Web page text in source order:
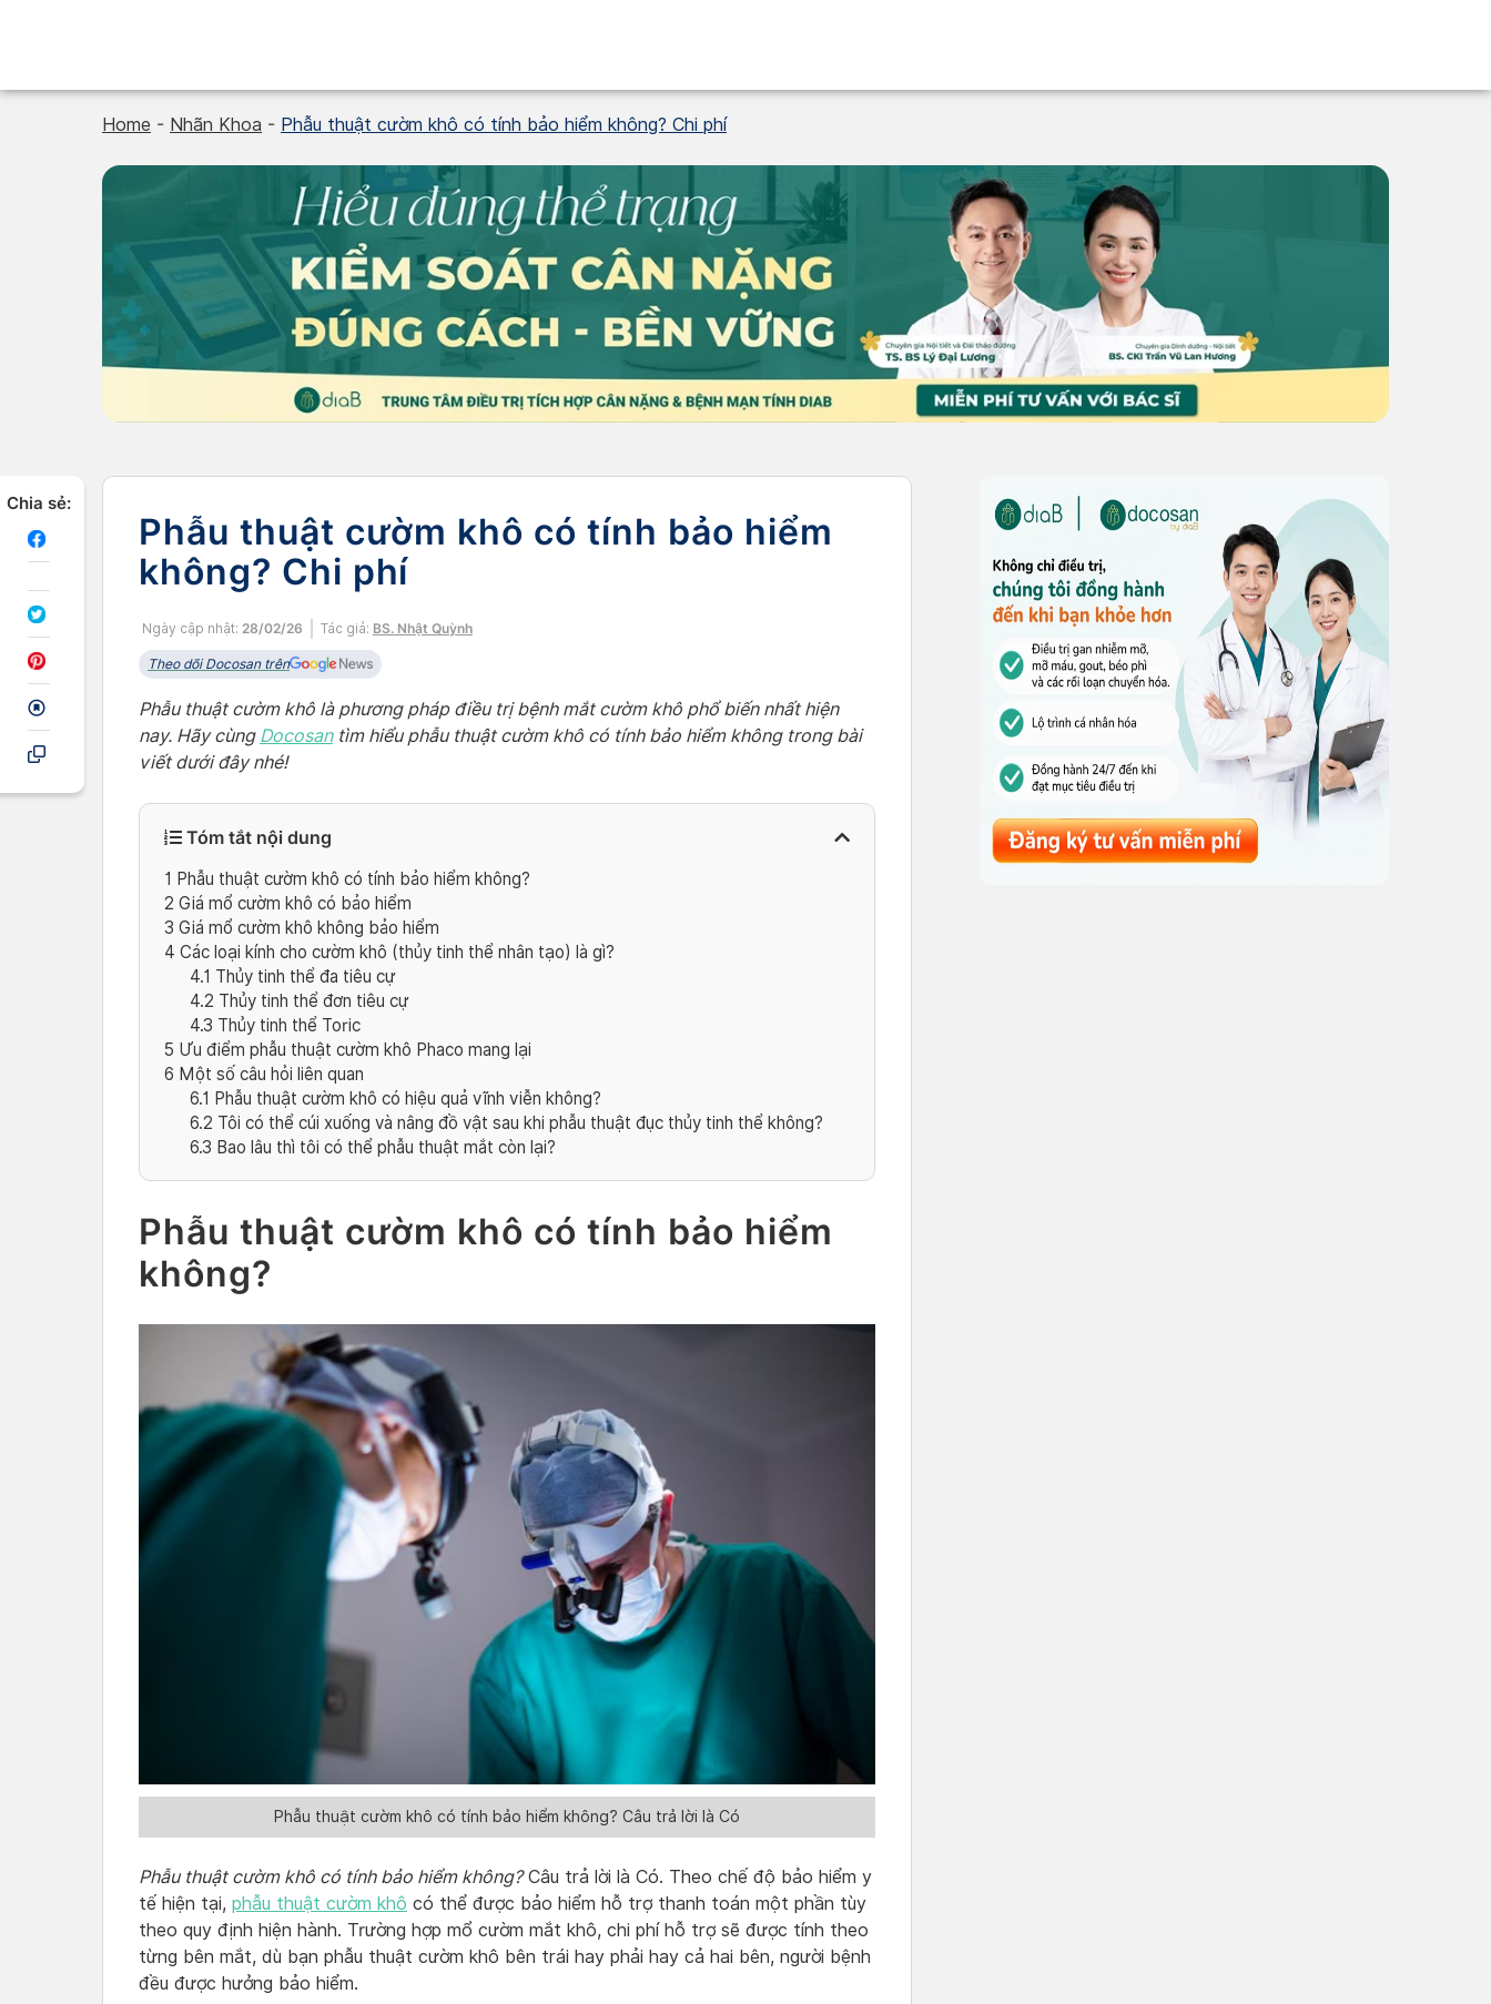
Home - Nhãn Khoa - Phẫu thuật cườm khô có tính bảo hiểm không? Chi phí
Chia sẻ:
Phẫu thuật cườm khô có tính bảo hiểm
không? Chi phí
Ngày cập nhật: 28/02/26 Tác giả: BS. Nhật Quỳnh
Theo dõi Docosan trên
Phẫu thuật cườm khô là phương pháp điều trị bệnh mắt cườm khô phổ biến nhất hiện
nay. Hãy cùng Docosantìm hiểu phẫu thuật cườm khô có tính bảo hiểm không trong bài
viết dưới đây nhé!
Tóm tắt nội dung
1 Phẫu thuật cườm khô có tính bảo hiểm không?
2 Giá mổ cườm khô có bảo hiểm
3 Giá mổ cườm khô không bảo hiểm
4 Các loại kính cho cườm khô (thủy tinh thể nhân tạo) là gì?
4.1 Thủy tinh thể đa tiêu cự
4.2 Thủy tinh thể đơn tiêu cự
4.3 Thủy tinh thể Toric
5 Ưu điểm phẫu thuật cườm khô Phaco mang lại
6 Một số câu hỏi liên quan
6.1 Phẫu thuật cườm khô có hiệu quả vĩnh viễn không?
6.2 Tôi có thể cúi xuống và nâng đồ vật sau khi phẫu thuật đục thủy tinh thể không?
6.3 Bao lâu thì tôi có thể phẫu thuật mắt còn lại?
Phẫu thuật cườm khô có tính bảo hiểm
không?
Phẫu thuật cườm khô có tính bảo hiểm không? Câu trả lời là Có
Phẫu thuật cườm khô có tính bảo hiểm không?Câu trả lời là Có. Theo chế độ bảo hiểm y
tế hiện tại, phẫu thuật cườm khô có thể được bảo hiểm hỗ trợ thanh toán một phần tùy
theo quy định hiện hành. Trường hợp mổ cườm mắt khô, chi phí hỗ trợ sẽ được tính theo
từng bên mắt, dù bạn phẫu thuật cườm khô bên trái hay phải hay cả hai bên, người bệnh
đều được hưởng bảo hiểm.